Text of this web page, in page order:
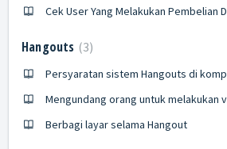
Cek User Yang Melakukan Pembelian
Hangouts 3
Persyaratan sistem Hangouts di
Mengundang orang untuk melakukan
Berbagi layar selama Hangout